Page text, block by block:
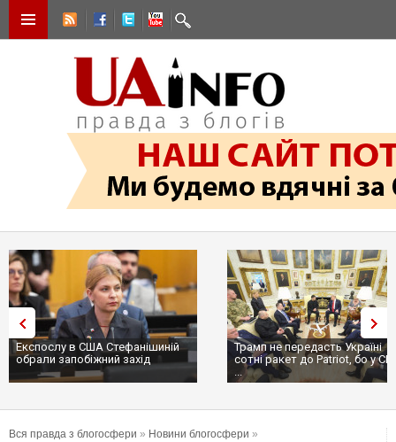
Експослу в США Стефанішиній
обрали запобіжний захід
Трамп не передасть Україні
сотні ракет до Patriot, бо у
...
Вся правда з блогосфери » Новини блогосфери »